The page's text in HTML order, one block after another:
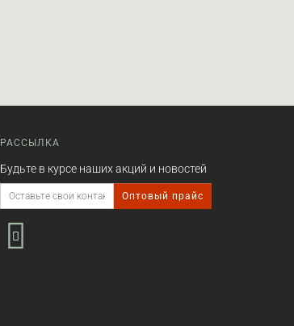
РАССЫЛКА
Будьте в курсе наших акций и новостей
Оптовый прайс